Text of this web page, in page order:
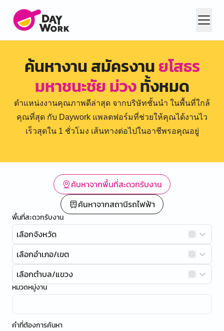
ค้นหางาน สมัครงานยโสธร
มหาชนะชัย ม่วงทั้งหมด
ตำแหน่งงานคุณภาพดีล่าสุด จากบริษัทชั้นนำ ในพื้นที่ใกล้
คุณที่สุด กับ Daywork แพลตฟอร์มที่ช่วยให้คุณได้งานไว
เร็วสุดใน 1 ชั่วโมง เส้นทางต่อไปในอาชีพรอคุณอยู่
ค้นหาจากพื้นที่สะดวกรับงาน
ค้นหาจากสถานีรถไฟฟ้า
พื้นที่สะดวกรับงาน
เลือกจังหวัด
เลือกอำเภอ/เขต
เลือกตำบล/แขวง
หมวดหมู่งาน
คำที่ต้องการค้นหา